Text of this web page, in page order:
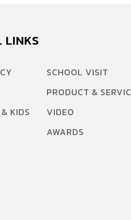
LINKS
KIDS
SCHOOL VISIT
PRODUCT &
VIDEO
AWARDS